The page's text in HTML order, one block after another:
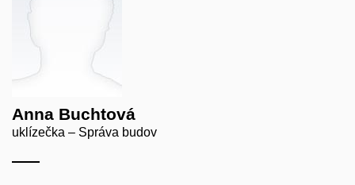
Anna Buchtová
uklízečka – Správa budov